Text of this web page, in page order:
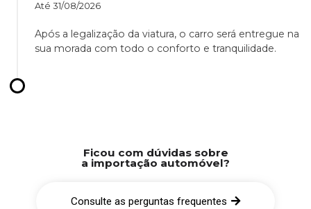
Até 31/08/2026
Após a legalização da viatura, o carro será entregue na
sua morada com todo o conforto e tranquilidade.
Ficou com dúvidas sobre
a importação automóvel?
Consulte as perguntas frequentes